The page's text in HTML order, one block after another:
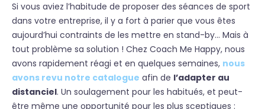
Si vous aviez l’habitude de proposer des séances de sport
dans votre entreprise, il y a fort à parier que vous êtes
aujourd’hui contraints de les mettre en stand-by… Mais à
tout problème sa solution ! Chez Coach Me Happy, nous
avons rapidement réagi et en quelques semaines, nous
avons revu notre catalogue afin de l’adapter au
distanciel. Un soulagement pour les habitués, et peut-
être même une opportunité pour les plus sceptiques :